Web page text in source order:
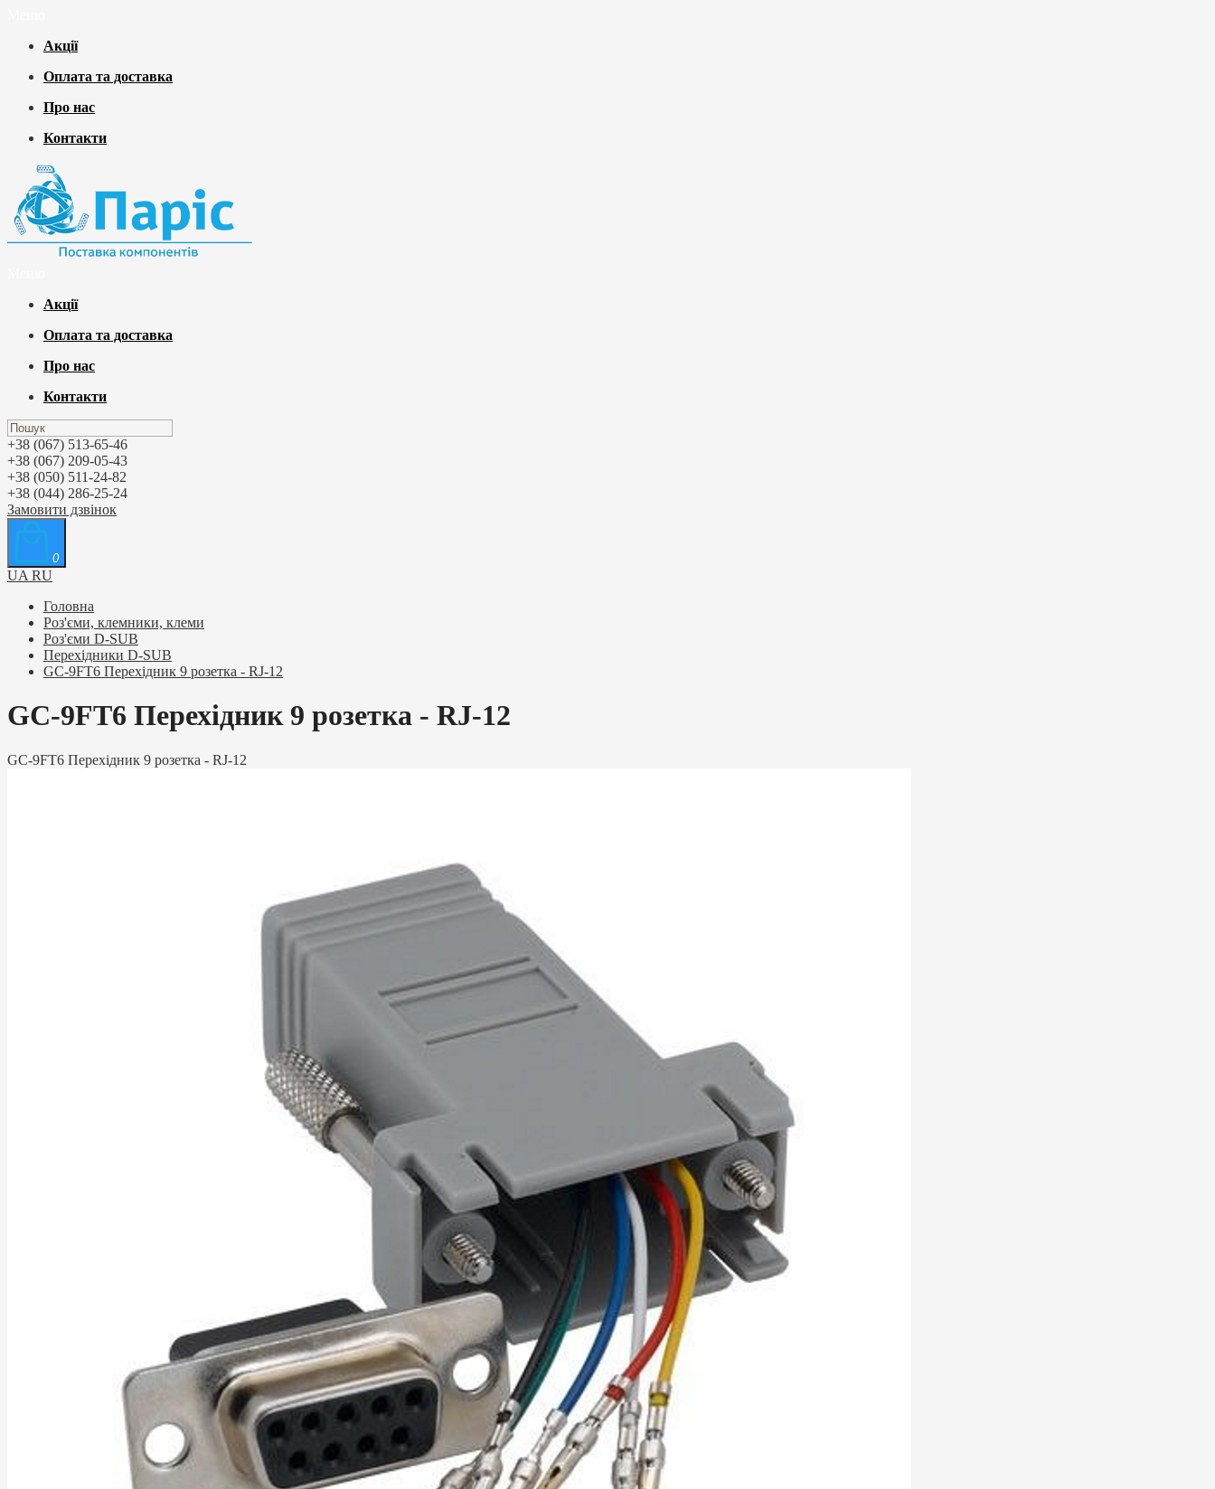
Акції
Оплата та доставка
Про нас
Контакти
Акції
Оплата та доставка
Про нас
Контакти
+38 (067) 513-65-46
+38 (067) 209-05-43
+38 (050) 511-24-82
+38 (044) 286-25-24
Замовити дзвінок
0
UA RU
Головна
Роз'єми, клемники, клеми
Роз'єми D-SUB
Перехідники D-SUB
GC-9FT6 Перехідник 9 розетка - RJ-12
GC-9FT6 Перехідник 9 розетка - RJ-12
GC-9FT6 Перехідник 9 розетка - RJ-12